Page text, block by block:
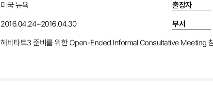
미국 뉴욕 출장자
2016.04.24~2016.04.30 부서
헤비타트3 준비를 위한 Open-Ended Informal Consultative Meeting